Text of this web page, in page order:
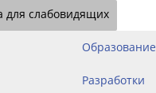
для слабовидящих
Образование
Разработки